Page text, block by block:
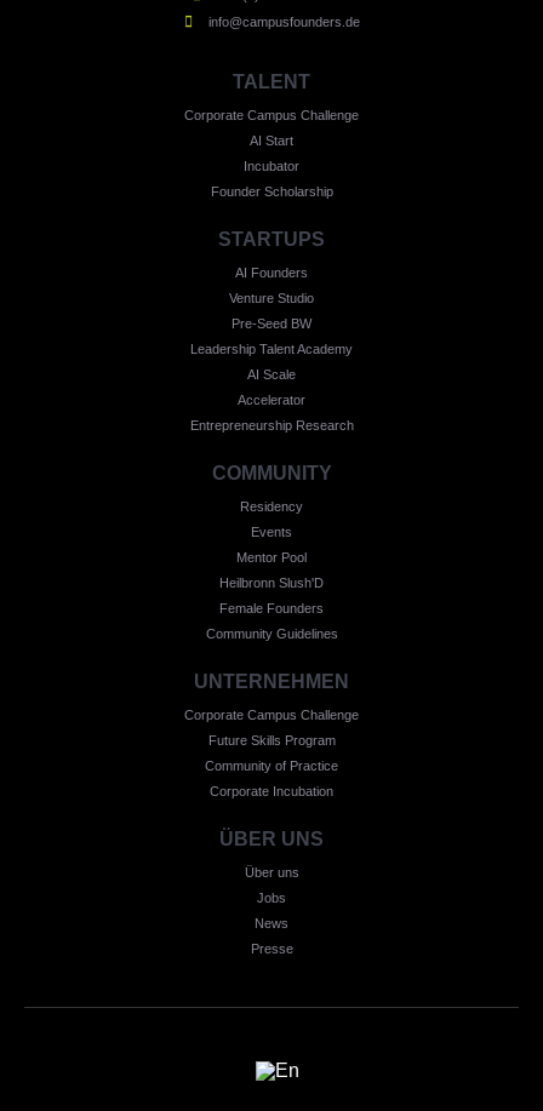
info@campusfounders.de
TALENT
Corporate Campus Challenge
AI Start
Incubator
Founder Scholarship
STARTUPS
AI Founders
Venture Studio
Pre-Seed BW
Leadership Talent Academy
AI Scale
Accelerator
Entrepreneurship Research
COMMUNITY
Residency
Events
Mentor Pool
Heilbronn Slush'D
Female Founders
Community Guidelines
UNTERNEHMEN
Corporate Campus Challenge
Future Skills Program
Community of Practice
Corporate Incubation
ÜBER UNS
Über uns
Jobs
News
Presse